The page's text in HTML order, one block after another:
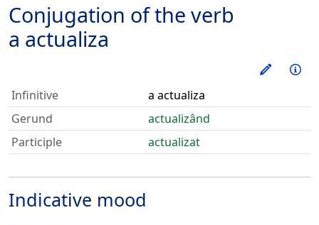
Conjugation of the verb
a actualiza
Train
Infinitive
a actualiza
Gerund
actualizând
Participle
actualizat
Indicative mood